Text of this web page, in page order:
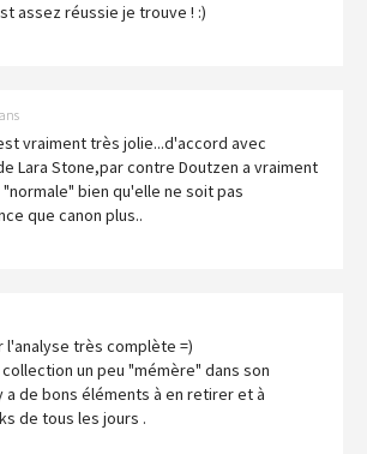
assez réussie je trouve ! :)
vraiment très jolie...d'accord avec
Lara Stone,par contre Doutzen a vraiment
bien qu'elle ne soit pas
que canon plus..
l'analyse très complète =)
un peu "mémère" dans son
a de bons éléments à en retirer et à
de tous les jours .